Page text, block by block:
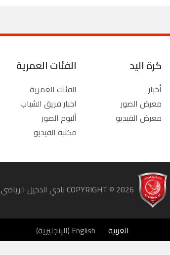
كرة اليد
أخبار
معرض الصور
معرض الفيديو
الفئات العمرية
الفئات العمرية
اخبار فريق الشباب
ألبوم الصور
مكتبة الفيديو
2026 نادي الدحيل الرياضي
العربية English
(الإنجليزية)